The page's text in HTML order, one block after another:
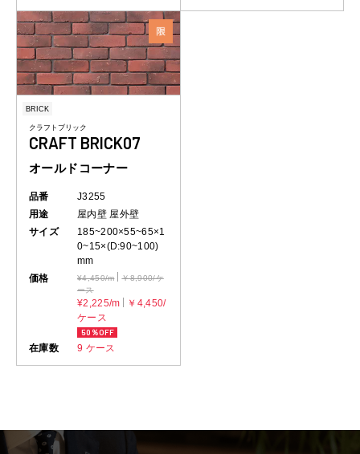
BRICK
クラフトブリック
CRAFT BRICK07
オールドコーナー
品番
J3255
用途
屋内壁 屋外壁
サイズ
185~200×55~65×1
0~15×(D:90~100)
mm
価格
¥4,450/m
￥8,900/ケ
ース
¥2,225/m
￥4,450/
ケース
50％OFF
在庫数 9 ケース